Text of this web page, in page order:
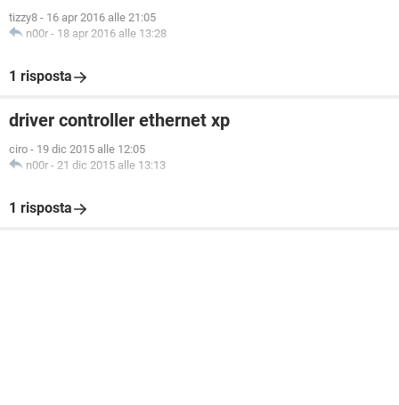
tizzy8 - 16 apr 2016 alle 21:05
n00r - 18 apr 2016 alle 13:28
1 risposta
driver controller ethernet xp
ciro - 19 dic 2015 alle 12:05
n00r - 21 dic 2015 alle 13:13
1 risposta